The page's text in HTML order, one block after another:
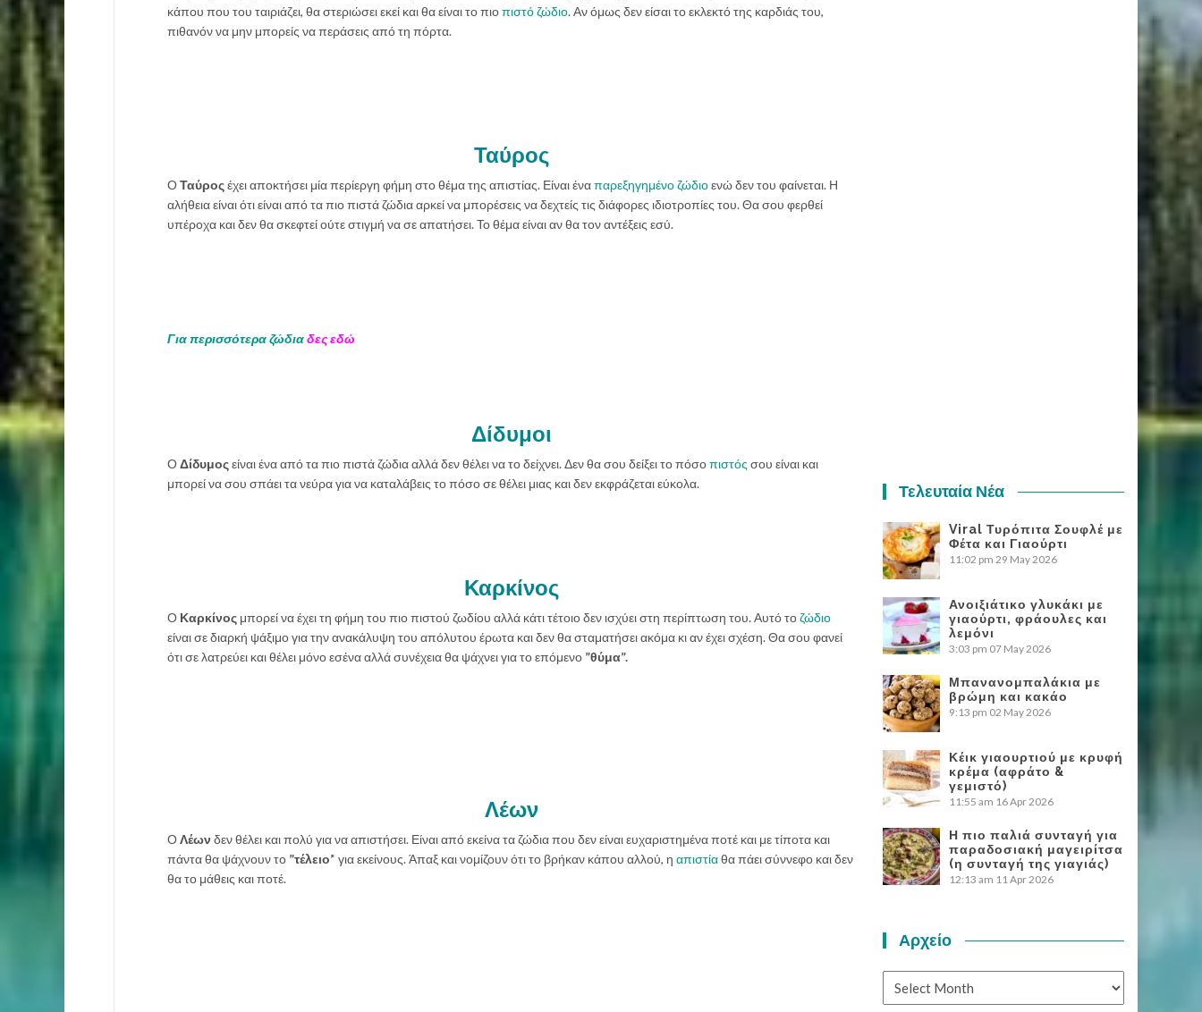
κάπου που του ταιριάζει, θα στεριώσει εκεί και θα είναι το πιοπιστό ζώδιο. Αν όμως δεν είσαι το εκλεκτό της καρδιάς του,
πιθανόν να μην μπορείς να περάσεις από τη πόρτα.
Ταύρος
ΟΤαύροςέχει αποκτήσει μία περίεργη φήμη στο θέμα της απιστίας. Είναι έναπαρεξηγημένο ζώδιοενώ δεν του φαίνεται. Η
αλήθεια είναι ότι είναι από τα πιο πιστά ζώδια αρκεί να μπορέσεις να δεχτείς τις διάφορες ιδιοτροπίες του. Θα σου φερθεί
υπέροχα και δεν θα σκεφτεί ούτε στιγμή να σε απατήσει. Το θέμα είναι αν θα τον αντέξεις εσύ.
Για περισσότερα ζώδιαδες εδώ
Δίδυμοι
ΟΔίδυμοςείναι ένα από τα πιο πιστά ζώδια αλλά δεν θέλει να το δείχνει. Δεν θα σου δείξει το πόσοπιστός σου είναι και
μπορεί να σου σπάει τα νεύρα για να καταλάβεις το πόσο σε θέλει μιας και δεν εκφράζεται εύκολα.
Καρκίνος
Ο Καρκίνος μπορεί να έχει τη φήμη του πιο πιστού ζωδίου αλλά κάτι τέτοιο δεν ισχύει στη περίπτωση του. Αυτό τοζώδιο
είναι σε διαρκή ψάξιμο για την ανακάλυψη του απόλυτου έρωτα και δεν θα σταματήσει ακόμα κι αν έχει σχέση. Θα σου φανεί
ότι σε λατρεύει και θέλει μόνο εσένα αλλά συνέχεια θα ψάχνει για το επόμενο ”θύμα”.
Λέων
ΟΛέων δεν θέλει και πολύ για να απιστήσει. Είναι από εκείνα τα ζώδια που δεν είναι ευχαριστημένα ποτέ και με τίποτα και
πάντα θα ψάχνουν το ”τέλειο’‘ για εκείνους. Άπαξ και νομίζουν ότι το βρήκαν κάπου αλλού, η απιστίαθα πάει σύννεφο και δεν
θα το μάθεις και ποτέ.
Τελευταία Νέα
Viral Τυρόπιτα Σουφλέ με
Φέτα και Γιαούρτι
11:02 pm 29 May 2026
Ανοιξιάτικο γλυκάκι με
γιαούρτι, φράουλες και
λεμόνι
3:03 pm 07 May 2026
Μπανανομπαλάκια με
βρώμη και κακάο
9:13 pm 02 May 2026
Κέικ γιαουρτιού με κρυφή
κρέμα (αφράτο &
γεμιστό)
11:55 am 16 Apr 2026
Η πιο παλιά συνταγή για
παραδοσιακή μαγειρίτσα
(η συνταγή της γιαγιάς)
12:13 am 11 Apr 2026
Αρχείο